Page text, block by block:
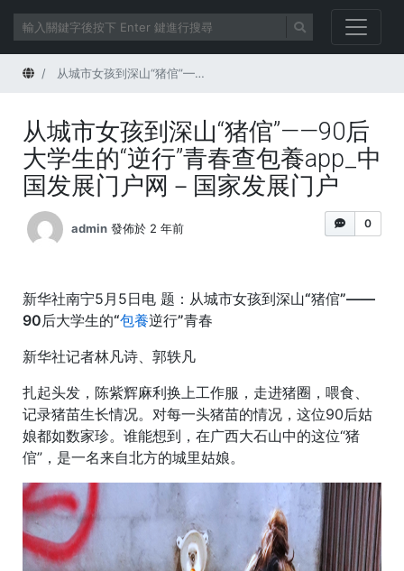
首頁 从城市女孩到深山“猪倌”——90后大学生的“逆行”青春查包養app_中国发展门户网－国家发展门户
从城市女孩到深山“猪倌”——90后
大学生的“逆行”青春查包養app_中
国发展门户网－国家发展门户
0
admin 發佈於 2 年前
新华社南宁5月5日电 题：从城市女孩到深山“猪倌”——
90后大学生的“包養逆行”青春
新华社记者林凡诗、郭轶凡
扎起头发，陈紫辉麻利换上工作服，走进猪圈，喂食、
记录猪苗生长情况。对每一头猪苗的情况，这位90后姑
娘都如数家珍。谁能想到，在广西大石山中的这位“猪
倌”，是一名来自北方的城里姑娘。